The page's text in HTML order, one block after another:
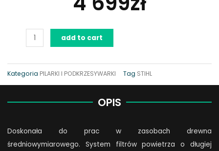
Pilarka
362
add to cart
Kategoria PILARKI I PODKRZESYWARKI Tag STIHL
OPIS
Doskonała do prac w zasobach drewna
średniowymiarowego. System filtrów powietrza o długiej